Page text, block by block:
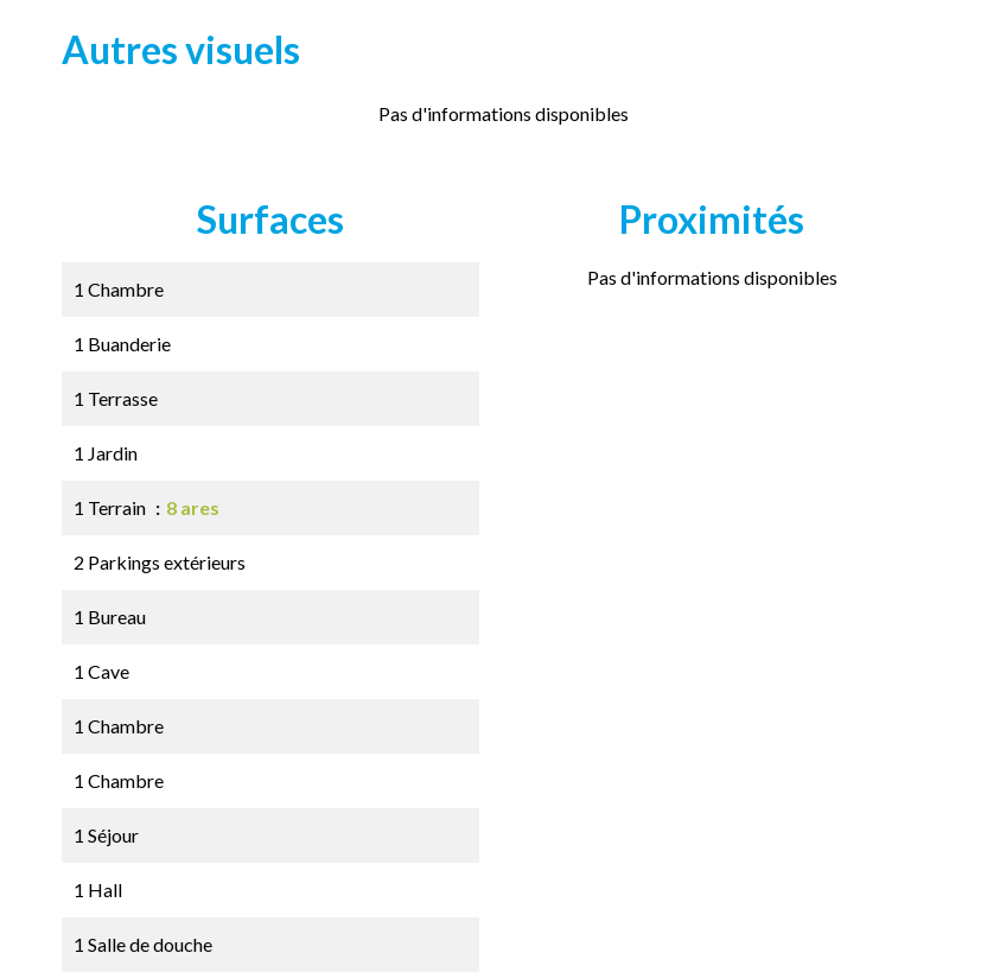
Autres visuels
Pas d'informations disponibles
Surfaces
1 Chambre
1 Buanderie
1 Terrasse
1 Jardin
1 Terrain 8 ares
2 Parkings extérieurs
1 Bureau
1 Cave
1 Chambre
1 Chambre
1 Séjour
1 Hall
1 Salle de douche
Proximités
Pas d'informations disponibles